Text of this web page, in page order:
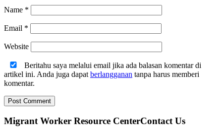
Name *
Email *
Website
Beritahu saya melalui email jika ada balasan komentar di
artikel ini. Anda juga dapat berlangganan tanpa harus memberi
komentar.
Migrant Worker Resource CenterContact Us